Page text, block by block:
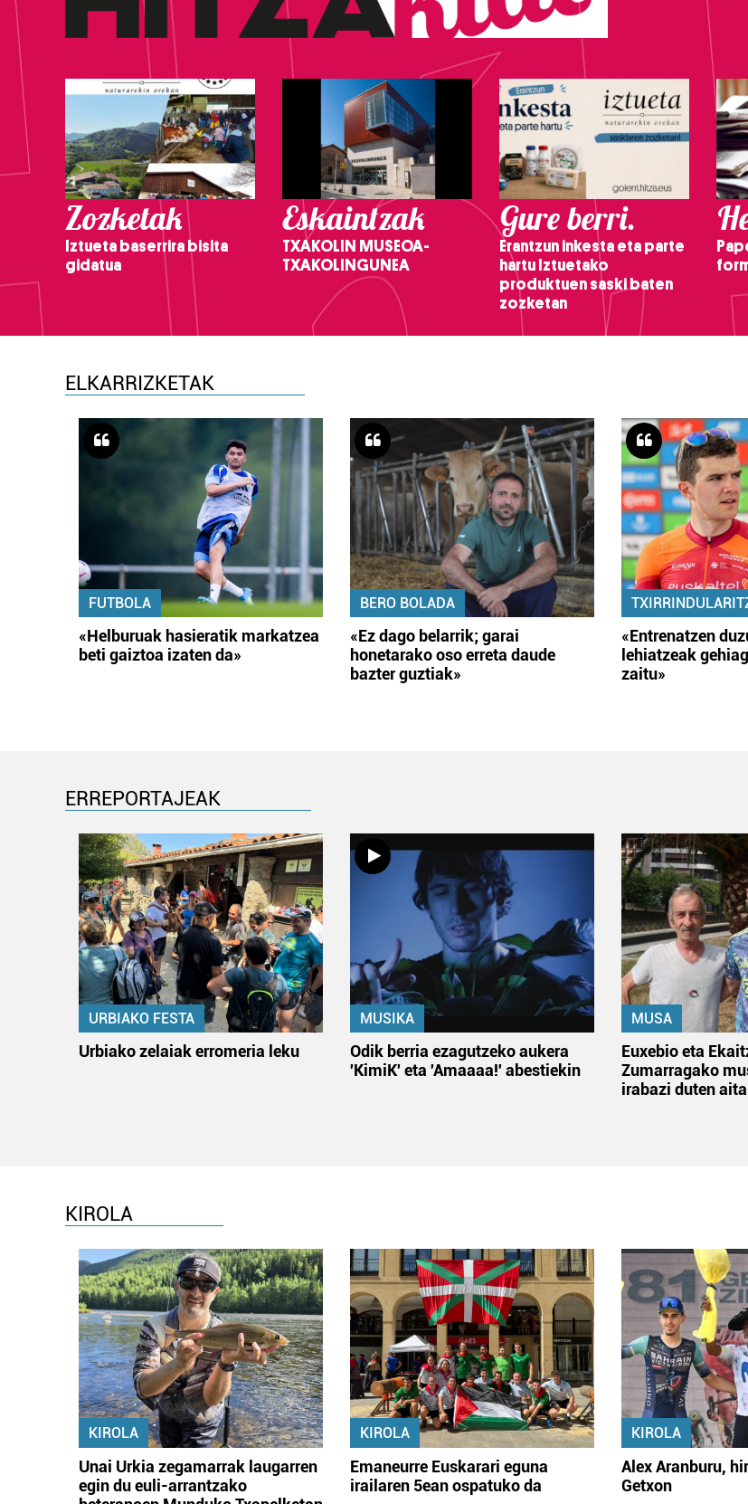
Zozketak
Iztueta baserrira bisita
gidatua
Eskaintzak
TXAKOLIN MUSEOA-
TXAKOLINGUNEA
Gure berri.
Erantzun inkesta eta parte
hartu Iztuetako
produktuen saski baten
zozketan
ELKARRIZKETAK
FUTBOLA
«Helburuak hasieratik markatzea
beti gaiztoa izaten da»
BERO BOLADA
«Ez dago belarrik; garai
honetarako oso erreta daude
bazter guztiak»
«Entrenatzen
lehiatzeak
zaitu»
ERREPORTAJEAK
URBIAKO FESTA
Urbiako zelaiak erromeria leku
MUSIKA
Odik berria ezagutzeko aukera
'KimiK' eta 'Amaaaa!' abestiekin
MUSA
Euxebio eta
Zumarragako
irabazi duten
KIROLA
KIROLA
Unai Urkia zegamarrak laugarren
egin du euli-arrantzako
KIROLA
Emaneurre Euskarari eguna
irailaren 5ean ospatuko da
KIROLA
Alex Aranburu,
Getxon